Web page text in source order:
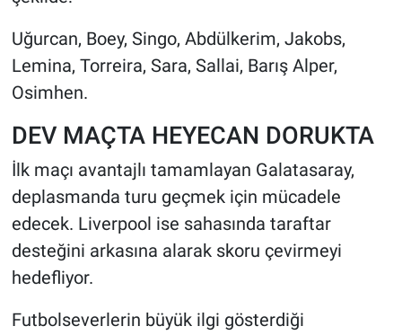
Uğurcan, Boey, Singo, Abdülkerim, Jakobs,
Lemina, Torreira, Sara, Sallai, Barış Alper,
Osimhen.
DEV MAÇTA HEYECAN DORUKTA
İlk maçı avantajlı tamamlayan Galatasaray,
deplasmanda turu geçmek için mücadele
edecek. Liverpool ise sahasında taraftar
desteğini arkasına alarak skoru çevirmeyi
hedefliyor.
Futbolseverlerin büyük ilgi gösterdiği